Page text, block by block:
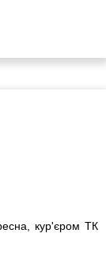
кур'єром ТК